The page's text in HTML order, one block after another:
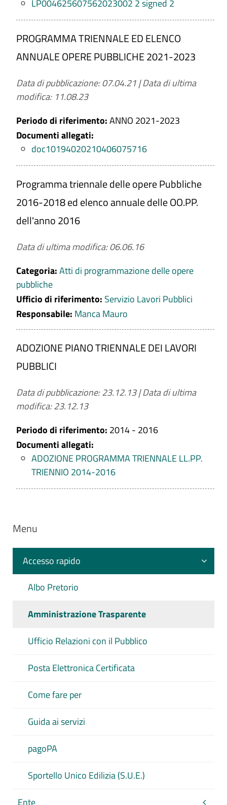
LP004625607562023002 2 signed 2
PROGRAMMA TRIENNALE ED ELENCO
ANNUALE OPERE PUBBLICHE 2021-2023
Data di pubblicazione: 07.04.21|Data di ultima
modifica: 11.08.23
Periodo di riferimento:ANNO 2021-2023
Documenti allegati:
doc10194020210406075716
Programma triennale delle opere Pubbliche
2016-2018 ed elenco annuale delle OO.PP.
dell'anno 2016
Data di ultima modifica: 06.06.16
Categoria:Atti di programmazione delle opere
pubbliche
Ufficio di riferimento: Servizio Lavori Pubblici
Responsabile: Manca Mauro
ADOZIONE PIANO TRIENNALE DEI LAVORI
PUBBLICI
Data di pubblicazione: 23.12.13|Data di ultima
modifica: 23.12.13
Periodo di riferimento: 2014 - 2016
Documenti allegati:
ADOZIONE PROGRAMMA TRIENNALE LL.PP.
TRIENNIO 2014-2016
Menu
Accesso rapido
Albo Pretorio
Amministrazione Trasparente
Ufficio Relazioni con il Pubblico
Posta Elettronica Certificata
Come fare per
Guida ai servizi
pagoPA
Sportello Unico Edilizia (S.U.E.)
Ente